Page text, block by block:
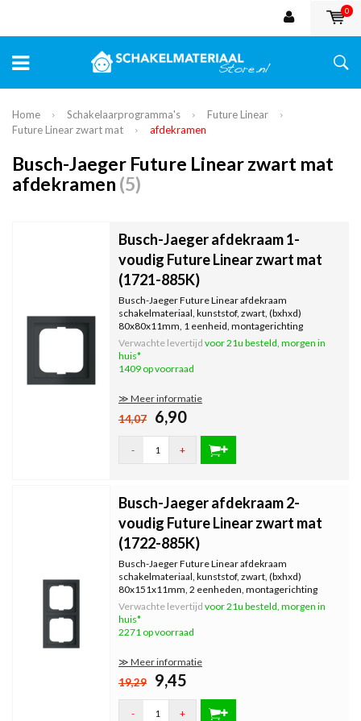
0
Home Schakelaarprogramma's
Future Linear
Future Linear zwart mat
afdekramen
Busch-Jaeger Future Linear zwart mat
afdekramen (5)
Busch-Jaeger afdekraam 1-
voudig Future Linear zwart mat
(1721-885K)
Busch-Jaeger Future Linear afdekraam
schakelmateriaal, kunststof, zwart, (bxhxd)
80x80x11mm, 1 eenheid, montagerichting
horizontaal en verticaal geschikt.
Verwachte levertijd voor 21u besteld, morgen in
huis*
1409 op voorraad
≫ Meer informatie
14,07 6,90
- +
Busch-Jaeger afdekraam 2-
voudig Future Linear zwart mat
(1722-885K)
Busch-Jaeger Future Linear afdekraam
schakelmateriaal, kunststof, zwart, (bxhxd)
80x151x11mm, 2 eenheden, montagerichting
horizontaal en verticaal geschikt.
Verwachte levertijd voor 21u besteld, morgen in
huis*
2271 op voorraad
≫ Meer informatie
19,29 9,45
- +